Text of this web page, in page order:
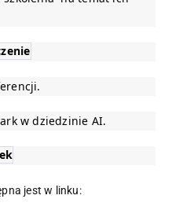
w dziedzinie AI.
jest w linku: